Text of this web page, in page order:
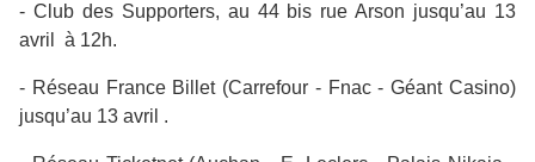
- Club des Supporters, au 44 bis rue Arson jusqu’au 13
avril à 12h.
- Réseau France Billet (Carrefour - Fnac - Géant Casino)
jusqu’au 13 avril .